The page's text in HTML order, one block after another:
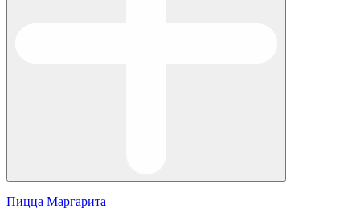
Пицца Маргарита